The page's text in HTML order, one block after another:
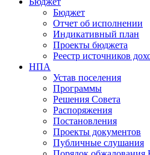
Бюджет
Отчет об исполнении
Индикативный план
Проекты бюджета
Реестр источников
НПА
Устав поселения
Программы
Решения Совета
Распоряжения
Постановления
Проекты документов
Публичные слушания